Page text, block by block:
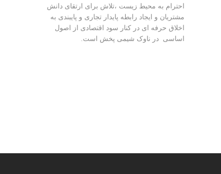
احترام به محیط زیست ،تلاش برای ارتقای دانش
مشتریان و ایجاد رابطه پایدار تجاری و پایبندی به
اخلاق حرفه ای در کنار سود اقتصادی از اصول
اساسی در ناوک شیمی پخش است.